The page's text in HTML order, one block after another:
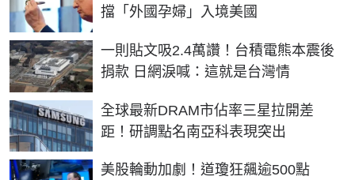
擋「外國孕婦」入境美國
一則貼文吸2.4萬讚！台積電熊本震後
捐款 日網淚喊：這就是台灣情
全球最新DRAM市佔率三星拉開差
距！研調點名南亞科表現突出
美股輪動加劇！道瓊狂飆逾500點